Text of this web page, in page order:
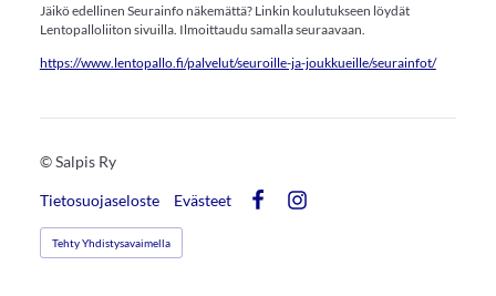
Jäikö edellinen Seurainfo näkemättä? Linkin koulutukseen löydät
Lentopalloliiton sivuilla. Ilmoittaudu samalla seuraavaan.
https://www.lentopallo.fi/palvelut/seuroille-ja-joukkueille/seurainfot/
©Salpis Ry
Tietosuojaseloste
Evästeet
Tehty Yhdistysavaimella